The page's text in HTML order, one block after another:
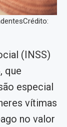
(INSS)
que
especial
vítimas
no valor